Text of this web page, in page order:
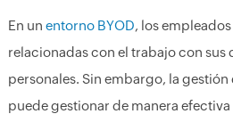
En un entorno BYOD, los
relacionadas con el trabajo con sus
personales. Sin embargo, la gestión
puede gestionar de manera